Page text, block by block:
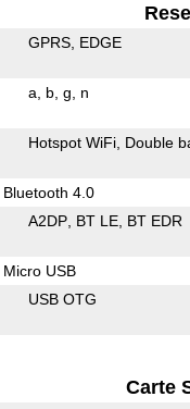
GPRS EDGE
a b g n
Hotspot WiFi Double
Bluetooth 4.0
A2DP BT LE BT EDR
Micro USB
USB OTG
Carte